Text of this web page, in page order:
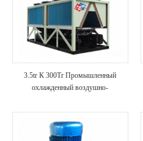
3.5tr К 300Tr Промышленный
охлажденный воздушно-